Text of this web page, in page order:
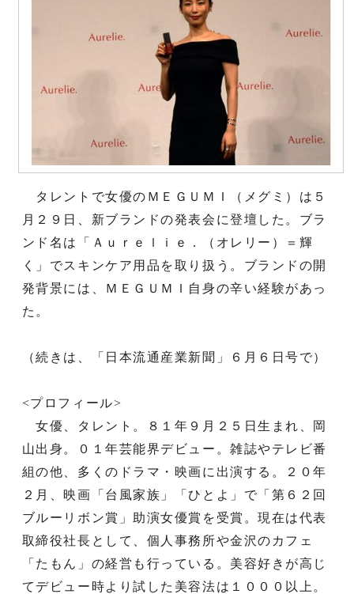
タレントで女優のＭＥＧＵＭＩ（メグミ）は５
月２９日、新ブランドの発表会に登壇した。ブラ
ンド名は「Ａｕｒｅｌｉｅ．（オレリー）＝輝
く」でスキンケア用品を取り扱う。ブランドの開
発背景には、ＭＥＧＵＭＩ自身の辛い経験があっ
た。
（続きは、「日本流通産業新聞」６月６日号で）
<プロフィール>
女優、タレント。８１年９月２５日生まれ、岡
山出身。０１年芸能界デビュー。雑誌やテレビ番
組の他、多くのドラマ・映画に出演する。２０年
２月、映画「台風家族」「ひとよ」で「第６２回
ブルーリボン賞」助演女優賞を受賞。現在は代表
取締役社長として、個人事務所や金沢のカフェ
「たもん」の経営も行っている。美容好きが高じ
てデビュー時より試した美容法は１０００以上。